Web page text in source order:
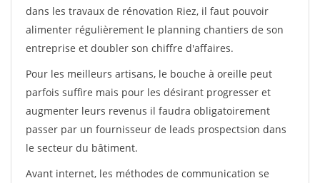
dans les travaux de rénovation Riez, il faut pouvoir
alimenter régulièrement le planning chantiers de son
entreprise et doubler son chiffre d'affaires.
Pour les meilleurs artisans, le bouche à oreille peut
parfois suffire mais pour les désirant progresser et
augmenter leurs revenus il faudra obligatoirement
passer par un fournisseur de leads prospectsion dans
le secteur du bâtiment.
Avant internet, les méthodes de communication se